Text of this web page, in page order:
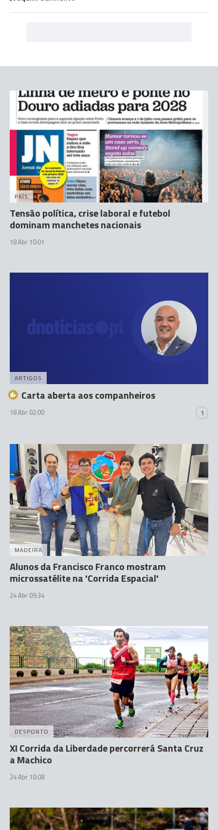
PAÍS
Tensão política, crise laboral e futebol
dominam manchetes nacionais
18 Abr 10:01
ARTIGOS
Carta aberta aos companheiros
18 Abr 02:00 1
MADEIRA
Alunos da Francisco Franco mostram
microssatélite na 'Corrida Espacial'
24 Abr 09:34
DESPORTO
XI Corrida da Liberdade percorrerá Santa Cruz
a Machico
24 Abr 10:08